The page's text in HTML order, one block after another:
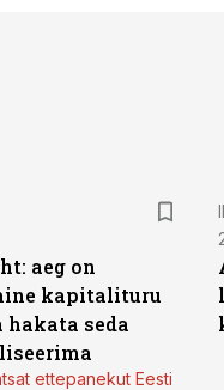
aeg on
kapitalituru
seda
ettepanekut Eesti